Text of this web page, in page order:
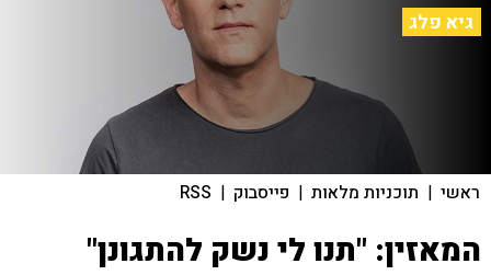
גיא פלג
ראשי | תוכניות מלאות | פייסבוק |
RSS
המאזין: "תנו לי נשק להתגונן"